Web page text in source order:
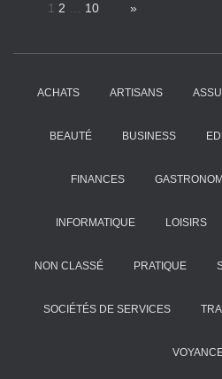
1 2 … 10 »
ACHATS ARTISANS
BEAUTÉ BUSINESS
FINANCES
INFORMATIQUE LOISIRS
NON CLASSÉ PRATIQUE
SOCIÉTÉS DE SERVICES